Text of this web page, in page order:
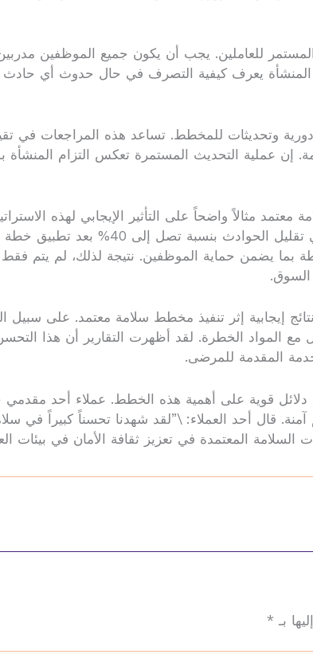
للعاملين. يجب أن يكون جميع الموظفين
يعرف كيفية التصرف في حال حدوث أي حادث
وتحديثات للمخطط. تساعد هذه المراجعات في تقييم
إن عملية التحديث المستمرة تعكس التزام
مثالاً واضحاً على التأثير الإيجابي لهذه
من الشركات المصنعة البارزة في صناعة
بما يضمن حماية الموظفين. نتيجة لذلك، لم يتم
السوق.
إيجابية إثر تنفيذ مخطط سلامة معتمد. على
مع المواد الخطرة. لقد أظهرت التقارير أن هذا
المقدمة للمرضى.
دلائل قوية على أهمية هذه الخطط. عملاء أحد
قال أحد العملاء: \”لقد شهدنا تحسناً كبيراً في
المعتمدة في تعزيز ثقافة الأمان في بيئات
بـ *